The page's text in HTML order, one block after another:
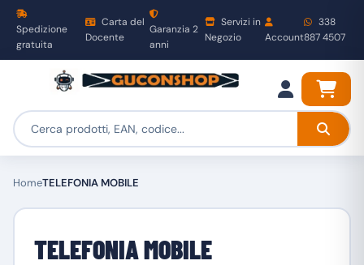
Spedizione
gratuita
Carta del
Docente
Garanzia 2
anni
Servizi in
Negozio
Account
338
887 4507
HomeTELEFONIA MOBILE
TELEFONIA MOBILE